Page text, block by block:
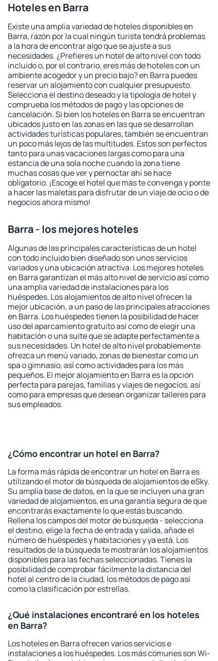
Hoteles en Barra
Existe una amplia variedad de hoteles disponibles en
Barra, razón por la cual ningún turista tendrá problemas
a la hora de encontrar algo que se ajuste a sus
necesidades. ¿Prefieres un hotel de alto nivel con todo
incluido o, por el contrario, eres más de hoteles con un
ambiente acogedor y un precio bajo? en Barra puedes
reservar un alojamiento con cualquier presupuesto.
Selecciona el destino deseado y la tipología de hotel y
comprueba los métodos de pago y las opciones de
cancelación. Si bien los hoteles en Barra se encuentran
ubicados justo en las zonas en las que se desarrollan
actividades turísticas populares, también se encuentran
un poco más lejos de las multitudes. Estos son perfectos
tanto para unas vacaciones largas como para una
estancia de una sola noche cuando la zona tiene
muchas cosas que ver y pernoctar ahí se hace
obligatorio. ¡Escoge el hotel que más te convenga y ponte
a hacer las maletas para disfrutar de un viaje de ocio o de
negocios ahora mismo!
Barra - los mejores hoteles
Algunas de las principales características de un hotel
con todo incluido bien diseñado son unos servicios
variados y una ubicación atractiva. Los mejores hoteles
en Barra garantizan el más alto nivel de servicio así como
una amplia variedad de instalaciones para los
huéspedes. Los alojamientos de alto nivel ofrecen la
mejor ubicación, a un paso de las principales atracciones
en Barra. Los huéspedes tienen la posibilidad de hacer
uso del aparcamiento gratuito así como de elegir una
habitación o una suite que se adapte perfectamente a
sus necesidades. Un hotel de alto nivel probablemente
ofrezca un menú variado, zonas de bienestar como un
spa o gimnasio, así como actividades para los más
pequeños. El mejor alojamiento en Barra es la opción
perfecta para parejas, familias y viajes de negocios, así
como para empresas que desean organizar talleres para
sus empleados.
¿Cómo encontrar un hotel en Barra?
La forma más rápida de encontrar un hotel en Barra es
utilizando el motor de búsqueda de alojamientos de eSky.
Su amplia base de datos, en la que se incluyen una gran
variedad de alojamientos, es una garantía segura de que
encontrarás exactamente lo que estás buscando.
Rellena los campos del motor de búsqueda - selecciona
el destino, elige la fecha de entrada y salida, añade el
número de huéspedes y habitaciones y ya está. Los
resultados de la búsqueda te mostrarán los alojamientos
disponibles para las fechas seleccionadas. Tienes la
posibilidad de comprobar fácilmente la distancia del
hotel al centro de la ciudad, los métodos de pago así
como la clasificación por estrellas.
¿Qué instalaciones encontraré en los hoteles
en Barra?
Los hoteles en Barra ofrecen varios servicios e
instalaciones a los huéspedes. Los más comunes son Wi-